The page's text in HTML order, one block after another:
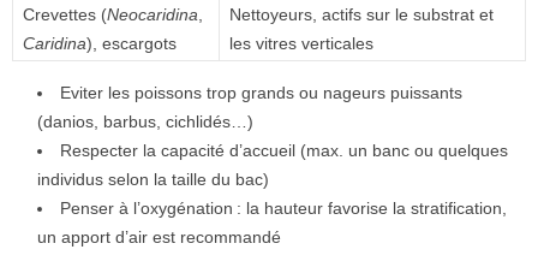
Crevettes (Neocaridina,
Caridina), escargots
Nettoyeurs, actifs sur le substrat et
les vitres verticales
Eviter les poissons trop grands ou nageurs puissants
(danios, barbus, cichlidés…)
Respecter la capacité d’accueil (max. un banc ou quelques
individus selon la taille du bac)
Penser à l’oxygénation : la hauteur favorise la stratification,
un apport d’air est recommandé